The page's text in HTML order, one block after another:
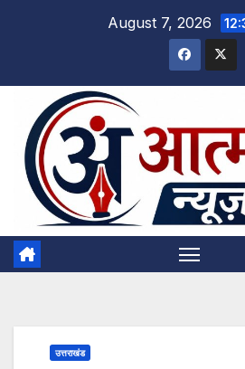
August 7, 2026
उत्तराखंड